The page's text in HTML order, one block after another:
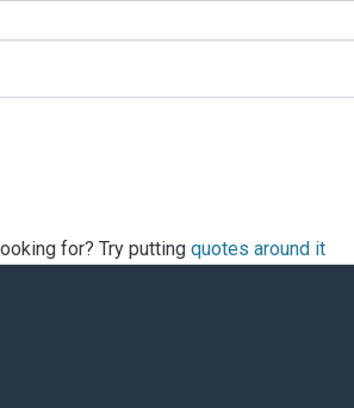
for? Try putting quotes around it